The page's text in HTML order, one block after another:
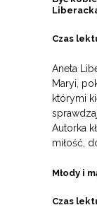
Czas
Aneta
Maryi,
którymi
Autorka
miłość,
Młody i
Czas